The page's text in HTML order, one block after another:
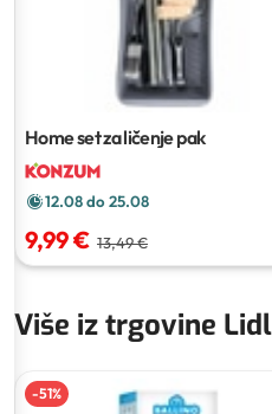
Home set za ličenje pak
12.08 do 25.08
9,99 € 13,49 €
Više iz trgovine Lidl
-51%